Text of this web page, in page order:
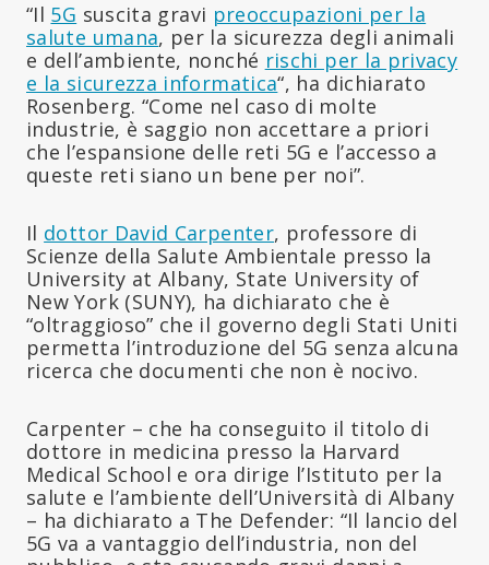
“Il 5G suscita gravi preoccupazioni per la
salute umana, per la sicurezza degli animali
e dell’ambiente, nonché rischi per la privacy
e la sicurezza informatica“, ha dichiarato
Rosenberg. “Come nel caso di molte
industrie, è saggio non accettare a priori
che l’espansione delle reti 5G e l’accesso a
queste reti siano un bene per noi”.
Il dottor David Carpenter, professore di
Scienze della Salute Ambientale presso la
University at Albany, State University of
New York (SUNY), ha dichiarato che è
“oltraggioso” che il governo degli Stati Uniti
permetta l’introduzione del 5G senza alcuna
ricerca che documenti che non è nocivo.
Carpenter – che ha conseguito il titolo di
dottore in medicina presso la Harvard
Medical School e ora dirige l’Istituto per la
salute e l’ambiente dell’Università di Albany
– ha dichiarato a The Defender: “Il lancio del
5G va a vantaggio dell’industria, non del